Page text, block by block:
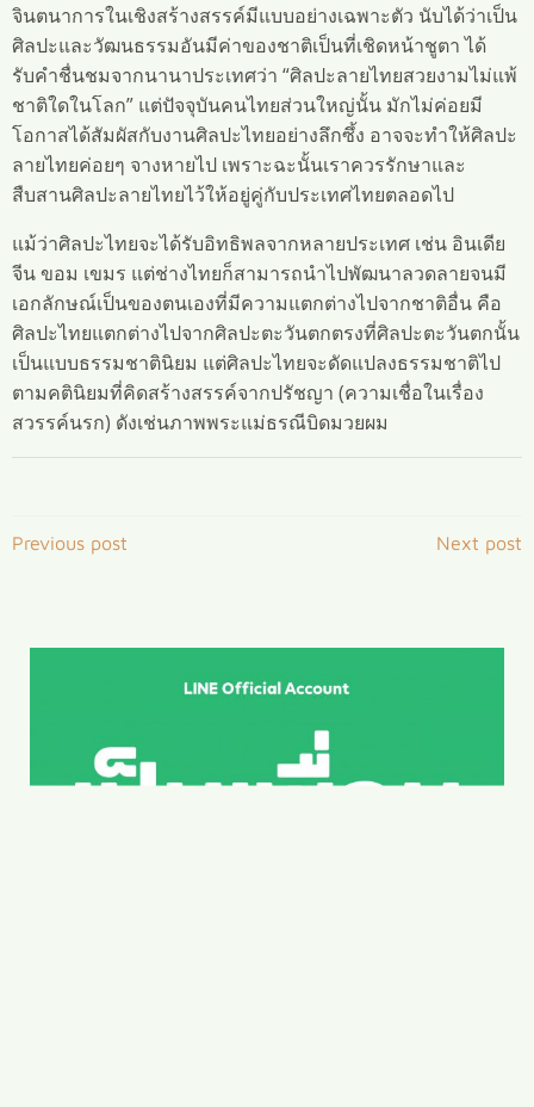
จินตนาการในเชิงสร้างสรรค์มีแบบอย่างเฉพาะตัว นับได้ว่าเป็น
ศิลปะและวัฒนธรรมอันมีค่าของชาติเป็นที่เชิดหน้าชูตา ได้
รับคำชื่นชมจากนานาประเทศว่า “ศิลปะลายไทยสวยงามไม่แพ้
ชาติใดในโลก” แต่ปัจจุบันคนไทยส่วนใหญ่นั้น มักไม่ค่อยมี
โอกาสได้สัมผัสกับงานศิลปะไทยอย่างลึกซึ้ง อาจจะทำให้ศิลปะ
ลายไทยค่อยๆ จางหายไป เพราะฉะนั้นเราควรรักษาและ
สืบสานศิลปะลายไทยไว้ให้อยู่คู่กับประเทศไทยตลอดไป
แม้ว่าศิลปะไทยจะได้รับอิทธิพลจากหลายประเทศ เช่น อินเดีย
จีน ขอม เขมร แต่ช่างไทยก็สามารถนำไปพัฒนาลวดลายจนมี
เอกลักษณ์เป็นของตนเองที่มีความแตกต่างไปจากชาติอื่น คือ
ศิลปะไทยแตกต่างไปจากศิลปะตะวันตกตรงที่ศิลปะตะวันตกนั้น
เป็นแบบธรรมชาตินิยม แต่ศิลปะไทยจะดัดแปลงธรรมชาติไป
ตามคตินิยมที่คิดสร้างสรรค์จากปรัชญา (ความเชื่อในเรื่อง
สวรรค์นรก) ดังเช่นภาพพระแม่ธรณีบิดมวยผม
Post
Previous post Next post